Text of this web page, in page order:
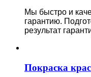
Мы быстро и
гарантию.
результат
Покраска